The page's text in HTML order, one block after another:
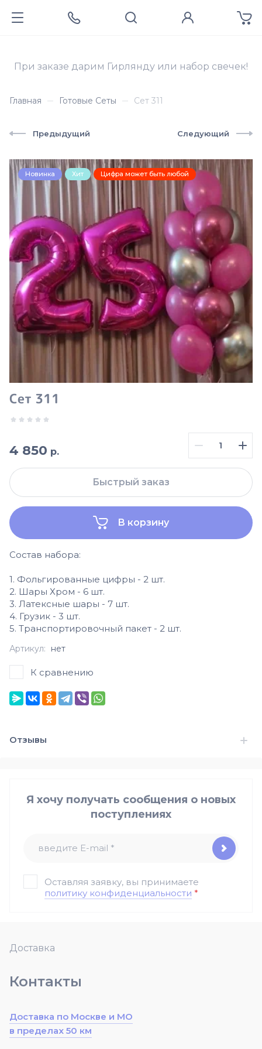
При заказе дарим Гирлянду или набор свечек!
Главная Готовые Сеты Сет 311
Предыдущий Следующий
Новинка Хит Цифра может быть любой
Сет 311
4 850 р.
В корзину
Быстрый заказ
Состав набора:
1. Фольгированные цифры - 2 шт.
2. Шары Хром - 6 шт.
3. Латексные шары - 7 шт.
4. Грузик - 3 шт.
5. Транспортировочный пакет - 2 шт.
Артикул: нет
К сравнению
Отзывы
Доставка
Контакты
Доставка по Москве и МО
в пределах 50 км
Я хочу получать сообщения о новых
поступлениях
Оставляя заявку, вы принимаете
политику конфиденциальности *